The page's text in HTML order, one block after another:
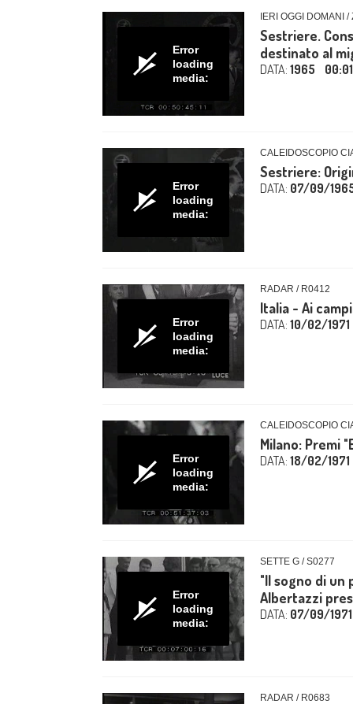
Error
loading
media:
IERI OGGI DOMANI
Sestriere.
destinato al
DATA: 1965
Error
loading
media:
CALEIDOSCOPIO
Sestriere:
DATA: 07/09/
Error
loading
media:
RADAR / R0412
Italia - Ai
DATA: 10/02/1971
Error
loading
media:
CALEIDOSCOPIO
Milano: Premi
DATA: 18/02/1971
Error
loading
media:
SETTE G / S0277
"Il sogno di un
Albertazzi
DATA: 07/09/1971
RADAR / R0683